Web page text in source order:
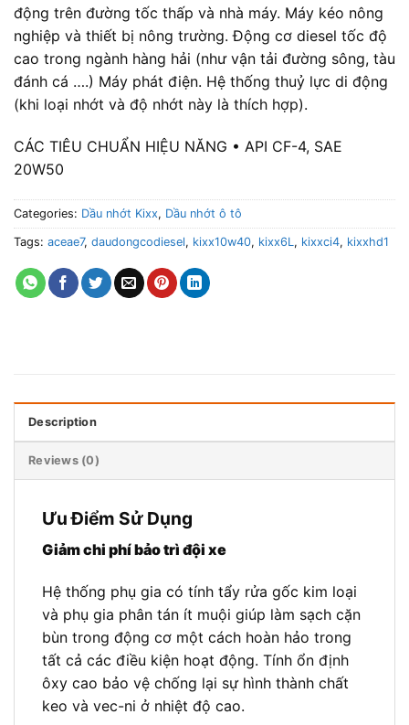
động trên đường tốc thấp và nhà máy. Máy kéo nông
nghiệp và thiết bị nông trường. Động cơ diesel tốc độ
cao trong ngành hàng hải (như vận tải đường sông, tàu
đánh cá ….) Máy phát điện. Hệ thống thuỷ lực di động
(khi loại nhớt và độ nhớt này là thích hợp).
CÁC TIÊU CHUẨN HIỆU NĂNG • API CF-4, SAE
20W50
Categories: Dầu nhớt Kixx, Dầu nhớt ô tô
Tags: aceae7, daudongcodiesel, kixx10w40, kixx6L, kixxci4, kixxhd1
Description
Reviews (0)
Ưu Điểm Sử Dụng
Giảm chi phí bảo trì đội xe
Hệ thống phụ gia có tính tẩy rửa gốc kim loại
và phụ gia phân tán ít muội giúp làm sạch cặn
bùn trong động cơ một cách hoàn hảo trong
tất cả các điều kiện hoạt động. Tính ổn định
ôxy cao bảo vệ chống lại sự hình thành chất
keo và vec-ni ở nhiệt độ cao.